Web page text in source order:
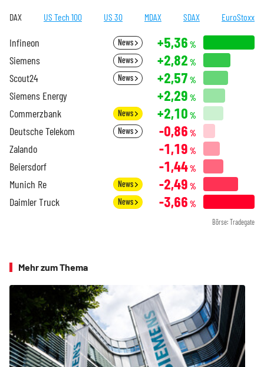
DAX US Tech 100 US 30 MDAX SDAX EuroStoxx
Infineon News +5,36 %
Siemens News +2,82 %
Scout24 News +2,57 %
Siemens Energy +2,29 %
Commerzbank News +2,10 %
Deutsche Telekom News -0,86 %
Zalando -1,19 %
Beiersdorf -1,44%
Munich Re News -2,49 %
Daimler Truck News -3,66 %
Börse: Tradegate
Mehr zum Thema